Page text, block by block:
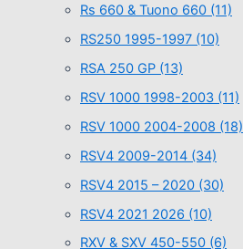
Rs 660 & Tuono 660 (11)
RS250 1995-1997 (10)
RSA 250 GP (13)
RSV 1000 1998-2003 (11)
RSV 1000 2004-2008 (18)
RSV4 2009-2014 (34)
RSV4 2015 – 2020 (30)
RSV4 2021 2026 (10)
RXV & SXV 450-550 (6)